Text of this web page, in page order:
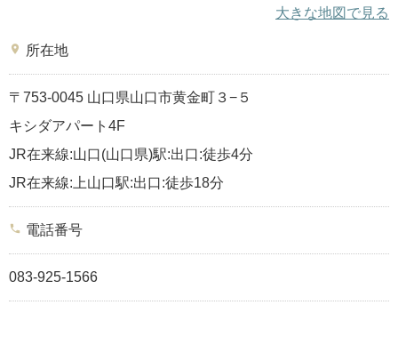
大きな地図で見る
place 所在地
〒753-0045 山口県山口市黄金町３−５
キシダアパート4F
JR在来線:山口(山口県)駅:出口:徒歩4分
JR在来線:上山口駅:出口:徒歩18分
phone 電話番号
083-925-1566